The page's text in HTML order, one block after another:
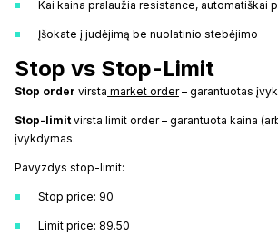
Kai kaina pralaužia resistance, automatiškai
Įšokate į judėjimą be nuolatinio stebėjimo
Stop vs Stop-Limit
Stop order virsta market order– garantuotas
Stop-limit virsta limit order – garantuota kaina
įvykdymas.
Pavyzdys stop-limit:
Stop price: 90
Limit price: 89.50